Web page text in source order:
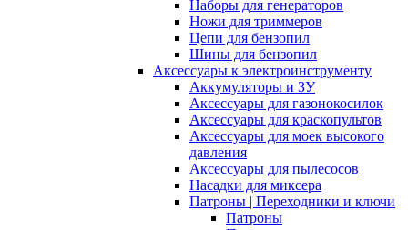
Наборы для генераторов
Ножи для триммеров
Цепи для бензопил
Шины для бензопил
Аксессуары к электроинструменту
Аккумуляторы и ЗУ
Аксессуары для газонокосилок
Аксессуары для краскопультов
Аксессуары для моек высокого
давления
Аксессуары для пылесосов
Насадки для миксера
Патроны | Переходники и ключи
Патроны